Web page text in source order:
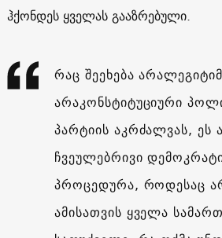
ჰქონდეს ყველას გააზრებული.
რაც შეეხება
არაკონსტიტუციური
პარტიის აკრძალვას, ეს
ჩვეულებრივი
პროცედურა, როდესაც
ამისათვის ყველა